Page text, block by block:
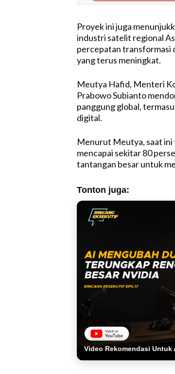
Proyek ini juga
industri satelit regional
percepatan transformasi
yang terus meningkat.
Meutya Hafid, Menteri
Prabowo Subianto
panggung global,
digital.
Menurut Meutya, saat
mencapai sekitar 80
tantangan besar untuk
Tonton juga:
Video Rekomendasi Untuk